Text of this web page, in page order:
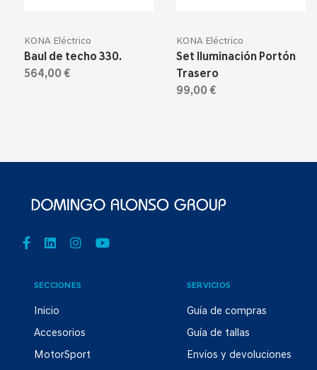
KONA Eléctrico
Baul de techo 330.
564,00 €
KONA Eléctrico
Set Iluminación Portón
Trasero
99,00 €
SECCIONES
Inicio
Accesorios
MotorSport
SERVICIOS
Guía de compras
Guía de tallas
Envíos y devoluciones